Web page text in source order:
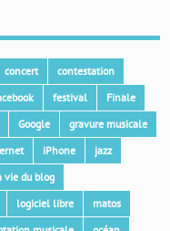
concert
contestation
festival
Finale
Google
gravure musicale
iPhone
jazz
vie du blog
logiciel libre
matos